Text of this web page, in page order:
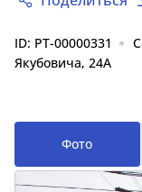
ID: PT-00000331
Якубовича, 24А
Фото